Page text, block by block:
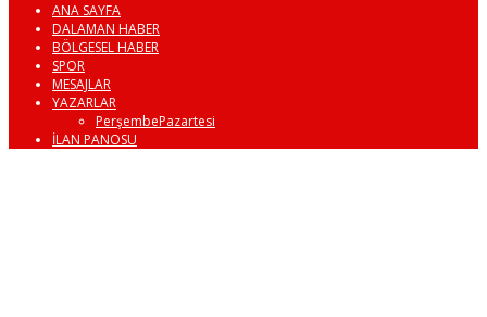
ANA SAYFA
DALAMAN HABER
BÖLGESEL HABER
SPOR
MESAJLAR
YAZARLAR
PerşembePazartesi
İLAN PANOSU